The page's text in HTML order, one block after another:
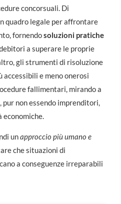
concorsuali. Di
quadro legale per affrontare
fornendosoluzioni pratiche
a superare le proprie
gli strumenti di risoluzione
e meno onerosi
fallimentari, mirando a
pur non essendo imprenditori,
unapproccio più umano e
che situazioni di
a conseguenze irreparabili